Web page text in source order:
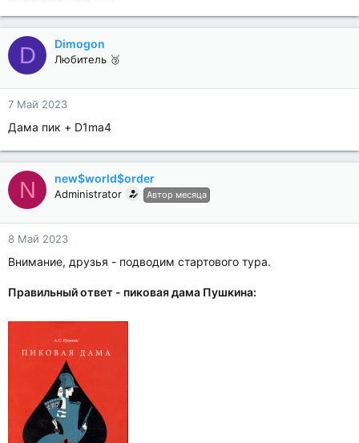
D Dimogon
Любитель 🥉
7 Май 2023
Дама пик + D1ma4
N new$world$order
Administrator Автор месяца
8 Май 2023
Внимание, друзья - подводим стартового тура.
Правильный ответ - пиковая дама Пушкина: